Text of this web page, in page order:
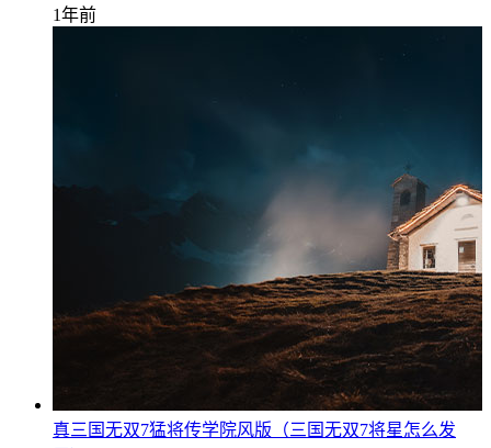
1年前
真三国无双7猛将传学院风版（三国无双7将星怎么发